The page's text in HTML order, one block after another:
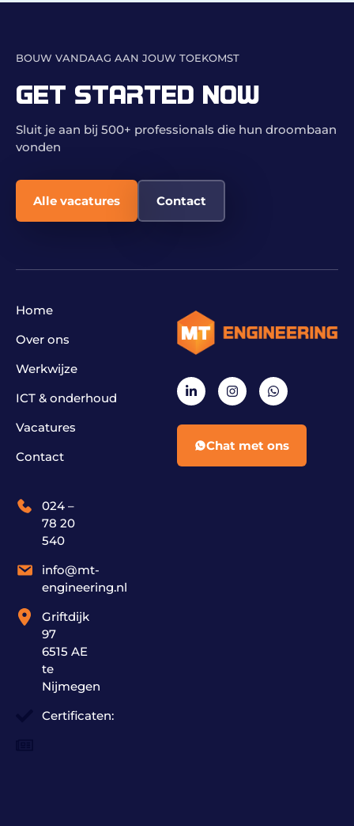
BOUW VANDAAG AAN JOUW TOEKOMST
GET STARTED NOW
Sluit je aan bij 500+ professionals die hun droombaan
vonden
Alle vacatures Contact
Chat met ons
Home
Over ons
Werkwijze
ICT & onderhoud
Vacatures
Contact
024 –
78 20
540
info@mt-
engineering.nl
Griftdijk
97
6515 AE
te
Nijmegen
Certificaten: